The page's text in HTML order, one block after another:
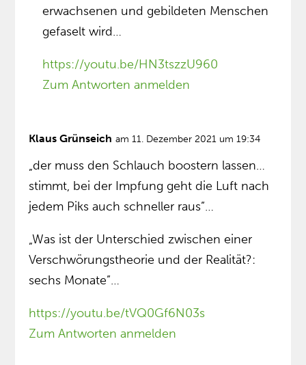
erwachsenen und gebildeten Menschen
gefaselt wird…
https://youtu.be/HN3tszzU960
Zum Antworten anmelden
Klaus Grünseich am 11. Dezember 2021 um 19:34
„der muss den Schlauch boostern lassen…
stimmt, bei der Impfung geht die Luft nach
jedem Piks auch schneller raus”…
„Was ist der Unterschied zwischen einer
Verschwörungstheorie und der Realität?:
sechs Monate”…
https://youtu.be/tVQ0Gf6N03s
Zum Antworten anmelden